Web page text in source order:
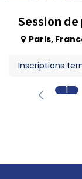
Session
Paris,
Inscriptions
1